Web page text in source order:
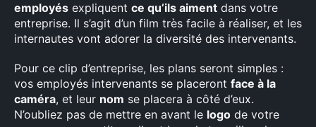
employés expliquent ce qu’ils aiment dans votre
entreprise. Il s’agit d’un film très facile à réaliser, et les
internautes vont adorer la diversité des intervenants.
Pour ce clip d’entreprise, les plans seront simples :
vos employés intervenants se placeront face à la
caméra, et leur nom se placera à côté d’eux.
N’oubliez pas de mettre en avant le logo de votre